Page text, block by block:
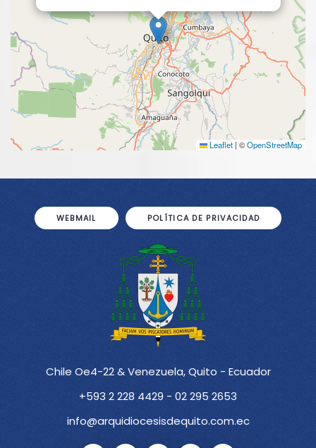
Leaflet | ©OpenStreetMap
WEBMAIL POLÍTICA DE PRIVACIDAD
Chile Oe4-22 & Venezuela, Quito - Ecuador
+593 2 228 4429 - 02 295 2653
info@arquidiocesisdequito.com.ec